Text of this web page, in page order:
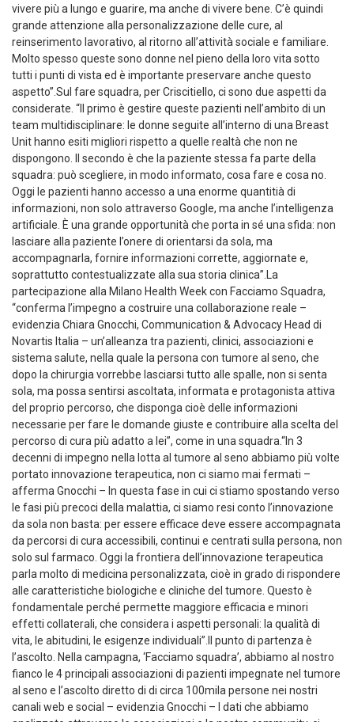
vivere più a lungo e guarire, ma anche di vivere bene. C’è quindi
grande attenzione alla personalizzazione delle cure, al
reinserimento lavorativo, al ritorno all’attività sociale e familiare.
Molto spesso queste sono donne nel pieno della loro vita sotto
tutti i punti di vista ed è importante preservare anche questo
aspetto”.Sul fare squadra, per Criscitiello, ci sono due aspetti da
considerate. “Il primo è gestire queste pazienti nell’ambito di un
team multidisciplinare: le donne seguite all’interno di una Breast
Unit hanno esiti migliori rispetto a quelle realtà che non ne
dispongono. Il secondo è che la paziente stessa fa parte della
squadra: può scegliere, in modo informato, cosa fare e cosa no.
Oggi le pazienti hanno accesso a una enorme quantitià di
informazioni, non solo attraverso Google, ma anche l’intelligenza
artificiale. È una grande opportunità che porta in sé una sfida: non
lasciare alla paziente l’onere di orientarsi da sola, ma
accompagnarla, fornire informazioni corrette, aggiornate e,
soprattutto contestualizzate alla sua storia clinica”.La
partecipazione alla Milano Health Week con Facciamo Squadra,
“conferma l’impegno a costruire una collaborazione reale –
evidenzia Chiara Gnocchi, Communication & Advocacy Head di
Novartis Italia – un’alleanza tra pazienti, clinici, associazioni e
sistema salute, nella quale la persona con tumore al seno, che
dopo la chirurgia vorrebbe lasciarsi tutto alle spalle, non si senta
sola, ma possa sentirsi ascoltata, informata e protagonista attiva
del proprio percorso, che disponga cioè delle informazioni
necessarie per fare le domande giuste e contribuire alla scelta del
percorso di cura più adatto a lei”, come in una squadra.“In 3
decenni di impegno nella lotta al tumore al seno abbiamo più volte
portato innovazione terapeutica, non ci siamo mai fermati –
afferma Gnocchi – In questa fase in cui ci stiamo spostando verso
le fasi più precoci della malattia, ci siamo resi conto l’innovazione
da sola non basta: per essere efficace deve essere accompagnata
da percorsi di cura accessibili, continui e centrati sulla persona, non
solo sul farmaco. Oggi la frontiera dell’innovazione terapeutica
parla molto di medicina personalizzata, cioè in grado di rispondere
alle caratteristiche biologiche e cliniche del tumore. Questo è
fondamentale perché permette maggiore efficacia e minori
effetti collaterali, che considera i aspetti personali: la qualità di
vita, le abitudini, le esigenze individuali”.Il punto di partenza è
l’ascolto. Nella campagna, ‘Facciamo squadra’, abbiamo al nostro
fianco le 4 principali associazioni di pazienti impegnate nel tumore
al seno e l’ascolto diretto di di circa 100mila persone nei nostri
canali web e social – evidenzia Gnocchi – I dati che abbiamo